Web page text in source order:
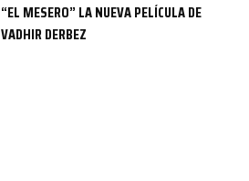
“EL MESERO” LA NUEVA PELÍCULA DE
VADHIR DERBEZ